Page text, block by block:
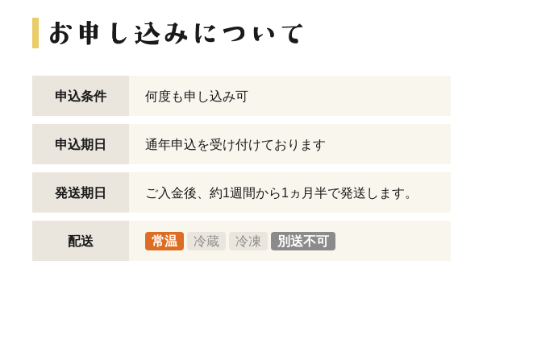
申込条件 何度も申し込み可
申込期日 通年申込を受け付けております
発送期日 ご入金後、約1週間から1ヵ月半で発送します。
配送 常温 冷蔵 冷凍 別送不可